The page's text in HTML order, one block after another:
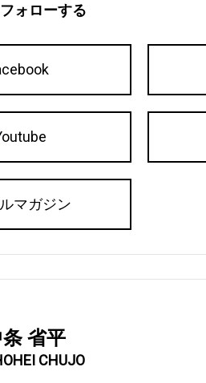
ォローする
マガジン
省平
CHUJO